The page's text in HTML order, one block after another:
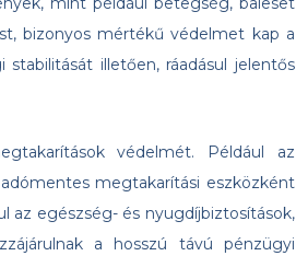
bizonyos mértékű védelmet kap a
illetően, ráadásul jelentős
védelmét. Például az
megtakarítási eszközként
az egészség- és nyugdíjbiztosítások,
a hosszú távú pénzügyi